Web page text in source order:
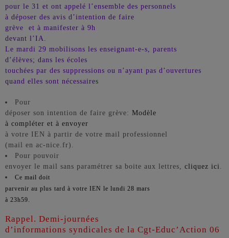
pour le 31 et ont appelé l’ensemble des personnels
à déposer des avis d’intention de faire
grève et à manifester à 9h
devant l’IA.
Le mardi 29 mobilisons les enseignant-e-s, parents
d’élèves; dans les écoles
touchées par des suppressions ou n’ayant pas d’ouvertures
quand elles sont nécessaires
Pour
déposer son intention de faire grève: Modèle
à compléter et à envoyer
à votre IEN à partir de votre mail professionnel
(mail en ac-nice.fr).
Pour pouvoir
envoyer le mail sans paramétrer sa boite aux lettres, cliquez ici
Ce mail doit
parvenir au plus tard à votre IEN le lundi 28 mars
à 23h59.
Rappel. Demi-journées
d’informations syndicales de la Cgt-Educ’Action 06